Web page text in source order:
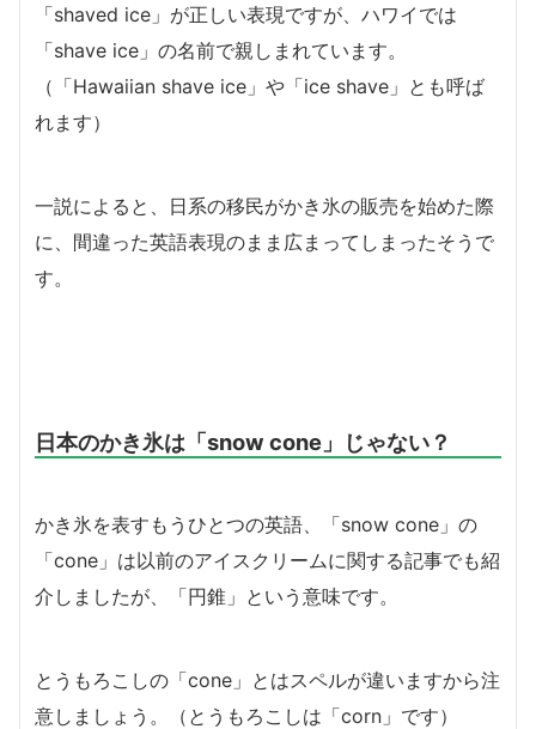
「shaved ice」が正しい表現ですが、ハワイでは
「shave ice」の名前で親しまれています。
（「Hawaiian shave ice」や「ice shave」とも呼ば
れます）
一説によると、日系の移民がかき氷の販売を始めた際
に、間違った英語表現のまま広まってしまったそうで
す。
日本のかき氷は「snow cone」じゃない？
かき氷を表すもうひとつの英語、「snow cone」の
「cone」は以前のアイスクリームに関する記事でも紹
介しましたが、「円錐」という意味です。
とうもろこしの「cone」とはスペルが違いますから注
意しましょう。（とうもろこしは「corn」です）